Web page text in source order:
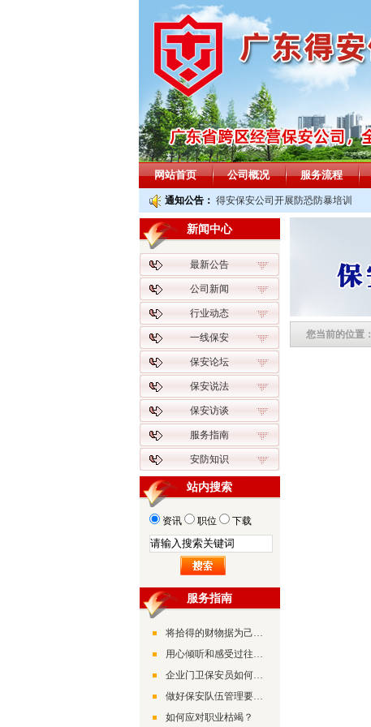
网站首页 公司概况 服务流程
通知公告： 得安保安公司开展防恐防暴培训
您当前的位置：
新闻中心
最新公告
公司新闻
行业动态
一线保安
保安论坛
保安说法
保安访谈
服务指南
安防知识
站内搜索
资讯 职位 下载
服务指南
将拾得的财物据为己有有可能构成诈骗罪
用心倾听和感受过往的美好
企业门卫保安员如何做好检查工作
做好保安队伍管理要摸准“兵情”了解“兵心”
如何应对职业枯竭？